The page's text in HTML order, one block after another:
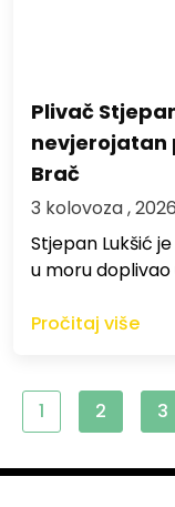
Plivač
nevjerojatan
Brač
3 kolovoza ,
St​jepan Lukšić
u moru doplivao
Pročitaj više
1 2 3